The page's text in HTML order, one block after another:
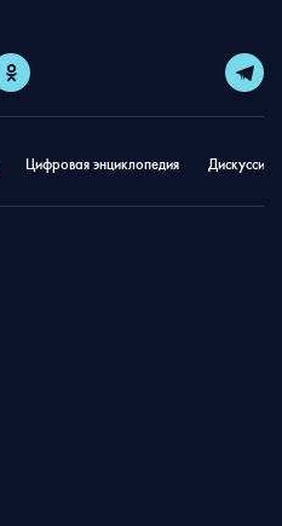
Цифровая энциклопедия